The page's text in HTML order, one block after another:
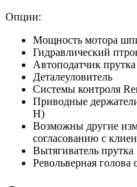
Опции:
Мощность мотора
Гидравлический
Автоподатчик прутка
Деталеуловитель
Системы контроля
Приводные
H)
Возможны другие
согласованию с
Вытягиватель прутка
Револьверная